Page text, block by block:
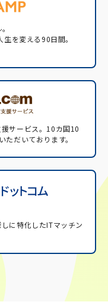
を変える90日間。
サービス。 10カ国10
だいております。
に特化したITマッチン